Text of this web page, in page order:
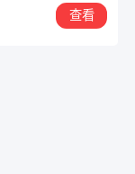
查看